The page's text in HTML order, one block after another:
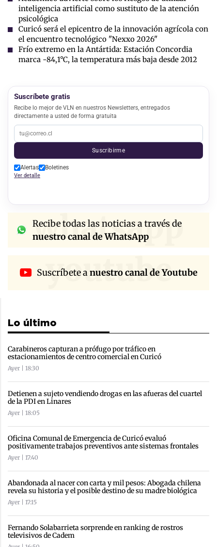
inteligencia artificial como sustituto de la atención
psicológica
Curicó será el epicentro de la innovación agrícola con
el encuentro tecnológico "Nexxo 2026"
Frío extremo en la Antártida: Estación Concordia
marca -84,1°C, la temperatura más baja desde 2012
Suscríbete gratis
Recibe lo mejor de VLN en nuestros Newsletters, entregados
directamente a usted de forma gratuita
Suscribirme
Alertas Boletines
Ver detalle
whatsapp
Recibe todas las noticias a través de
nuestro canal de WhatsApp
youtube
Suscríbete anuestro canal de Youtube
Lo último
Carabineros capturan a prófugo por tráfico en
estacionamientos de centro comercial en Curicó
Ayer | 18:30
Detienen a sujeto vendiendo drogas en las afueras del cuartel
de la PDI en Linares
Ayer | 18:05
Oficina Comunal de Emergencia de Curicó evaluó
positivamente trabajos preventivos ante sistemas frontales
Ayer | 17:40
Abandonada al nacer con carta y mil pesos: Abogada chilena
revela su historia y el posible destino de su madre biológica
Ayer | 17:15
Fernando Solabarrieta sorprende en ranking de rostros
televisivos de Cadem